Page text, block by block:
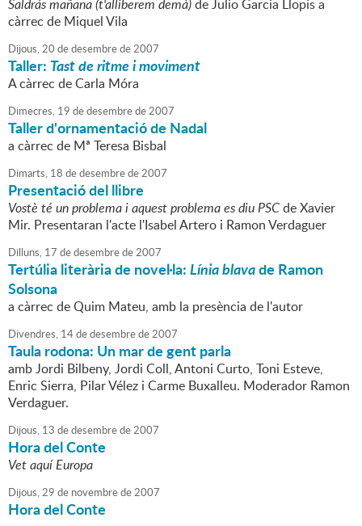
Saldrás mañana (t'alliberem demà)de Julio Garcia Llopis a
càrrec de Miquel Vila
Dijous,20 dedesembrede2007
Taller: Tast de ritme i moviment
A càrrec de Carla Móra
Dimecres, 19 dedesembrede2007
Taller d'ornamentació de Nadal
a càrrec de Mª Teresa Bisbal
Dimarts, 18 dedesembrede2007
Presentació del llibre
Vostè té un problema i aquest problema es diu PSCde Xavier
Mir. Presentaran l'acte l'Isabel Artero i Ramon Verdaguer
Dilluns, 17 dedesembrede2007
Tertúlia literària de novel·la:Línia blavade Ramon
Solsona
a càrrec de Quim Mateu, amb la presència de l'autor
Divendres, 14dedesembrede2007
Taula rodona: Un mar de gent parla
amb Jordi Bilbeny, Jordi Coll, Antoni Curto, Toni Esteve,
Enric Sierra, Pilar Vélez i Carme Buxalleu. Moderador Ramon
Verdaguer.
Dijous, 13 dedesembrede2007
Hora del Conte
Vet aquí Europa
Dijous,29 de novembrede2007
Hora del Conte